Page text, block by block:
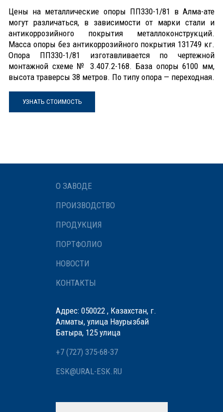
Цены на металлические опоры ПП330-1/81 в Алма-ате
могут различаться, в зависимости от марки стали и
антикоррозийного покрытия металлоконструкций.
Масса опоры без антикоррозийного покрытия 131749 кг.
Опора ПП330-1/81 изготавливается по чертежной
монтажной схеме № 3.407.2-168. База опоры 6100 мм,
высота траверсы 38 метров. По типу опора — переходная.
УЗНАТЬ СТОИМОСТЬ
О ЗАВОДЕ
ПРОИЗВОДСТВО
ПРОДУКЦИЯ
ПОРТФОЛИО
НОВОСТИ
КОНТАКТЫ
Адрес: 050022 , Казахстан, г.
Алматы, улица Наурызбай
Батыра, 125 улица
+7 (727) 375-68-37
ESK@URAL-ESK.RU